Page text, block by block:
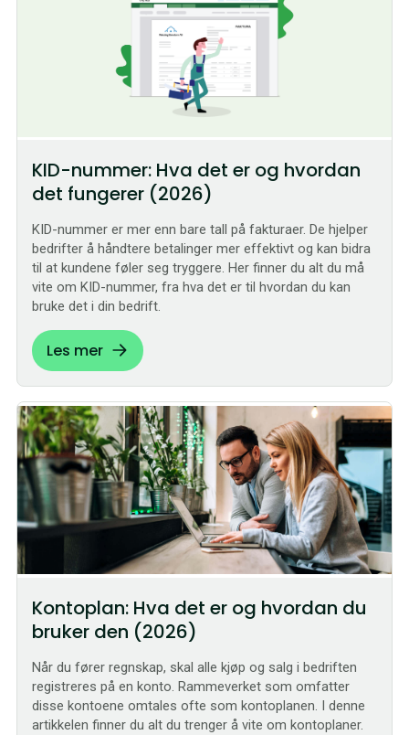
KID-nummer: Hva det er og hvordan
det fungerer (2026)
KID-nummer er mer enn bare tall på fakturaer. De hjelper
bedrifter å håndtere betalinger mer effektivt og kan bidra
til at kundene føler seg tryggere. Her finner du alt du må
vite om KID-nummer, fra hva det er til hvordan du kan
bruke det i din bedrift.
Les mer
Kontoplan: Hva det er og hvordan du
bruker den (2026)
Når du fører regnskap, skal alle kjøp og salg i bedriften
registreres på en konto. Rammeverket som omfatter
disse kontoene omtales ofte som kontoplanen. I denne
artikkelen finner du alt du trenger å vite om kontoplaner.